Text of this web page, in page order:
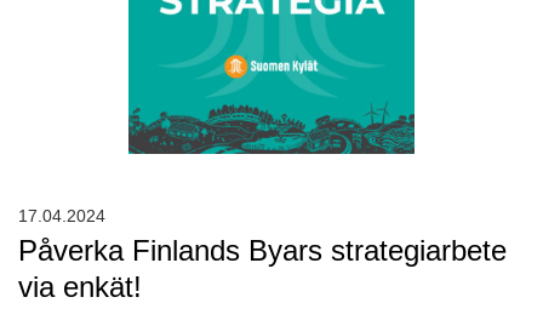
Påverka Finlands Byars strategiarbete
via enkät!
17.04.2024